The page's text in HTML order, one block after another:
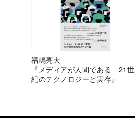
福嶋亮大
『メディアが人間である 21世
紀のテクノロジーと実存』